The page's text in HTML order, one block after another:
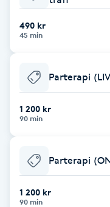
Babylights
Balayage
Bambumassage
Barber
Barnklippning
BIAB
490 kr
45 min
Parterapi
1 200 kr
90 min
Parterapi
1 200 kr
90 min